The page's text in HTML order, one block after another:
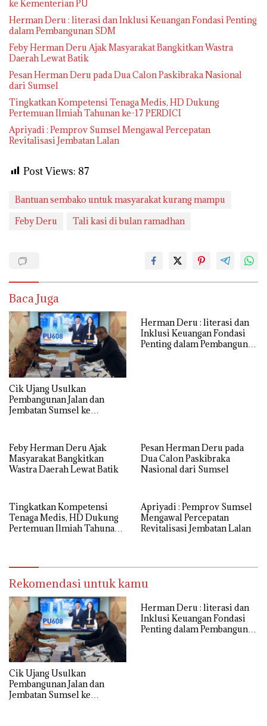
ke Kementerian PU
Herman Deru : literasi dan Inklusi Keuangan Fondasi Penting
dalam Pembangunan SDM
Feby Herman Deru Ajak Masyarakat Bangkitkan Wastra
Daerah Lewat Batik
Pesan Herman Deru pada Dua Calon Paskibraka Nasional
dari Sumsel
Tingkatkan Kompetensi Tenaga Medis, HD Dukung
Pertemuan Ilmiah Tahunan ke-17 PERDICI
Apriyadi : Pemprov Sumsel Mengawal Percepatan
Revitalisasi Jembatan Lalan
Post Views: 87
Bantuan sembako untuk masyarakat kurang mampu
Feby Deru
Tali kasi di bulan ramadhan
Baca Juga
Cik Ujang Usulkan
Pembangunan Jalan dan
Jembatan Sumsel ke
Herman Deru : literasi dan
Inklusi Keuangan Fondasi
Penting dalam Pembangunan
Feby Herman Deru Ajak
Masyarakat Bangkitkan
Wastra Daerah Lewat Batik
Pesan Herman Deru pada
Dua Calon Paskibraka
Nasional dari Sumsel
Tingkatkan Kompetensi
Tenaga Medis, HD Dukung
Pertemuan Ilmiah Tahunan
Apriyadi : Pemprov Sumsel
Mengawal Percepatan
Revitalisasi Jembatan Lalan
Rekomendasi untuk kamu
Cik Ujang Usulkan
Pembangunan Jalan dan
Jembatan Sumsel ke
Herman Deru : literasi dan
Inklusi Keuangan Fondasi
Penting dalam Pembangunan